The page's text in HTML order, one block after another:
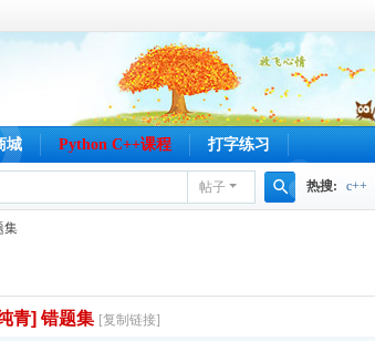
城 Python C++课程 打字练习
帖子 热搜: c++
集
青] 错题集 [复制链接]